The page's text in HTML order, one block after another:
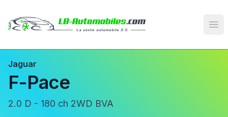
Jaguar
F-Pace
2.0 D - 180 ch 2WD BVA